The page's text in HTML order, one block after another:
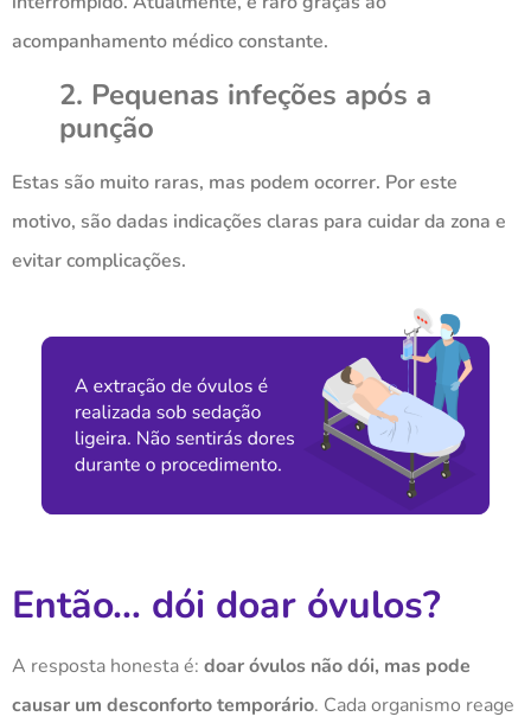
acompanhamento médico constante.
2. Pequenas infeções após a
punção
Estas são muito raras, mas podem ocorrer. Por este
motivo, são dadas indicações claras para cuidar da zona e
evitar complicações.
Então… dói doar óvulos?
A resposta honesta é: doar óvulos não dói, mas pode
causar um desconforto temporário. Cada organismo reage